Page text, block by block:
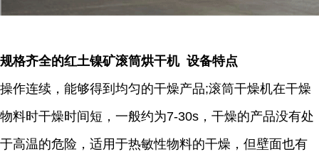
规格齐全的红土镍矿滚筒烘干机 设备特点
操作连续，能够得到均匀的干燥产品;滚筒干燥机在干燥
物料时干燥时间短，一般约为7-30s，干燥的产品没有处
于高温的危险，适用于热敏性物料的干燥，但壁面也有